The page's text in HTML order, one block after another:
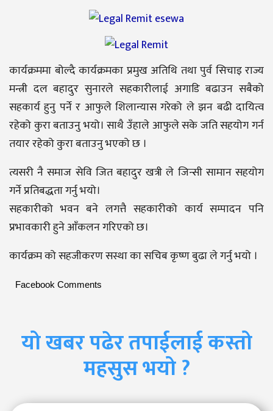
कार्यक्रममा बोल्दै कार्यक्रमका प्रमुख अतिथि तथा पुर्व सिचाइ राज्य
मन्त्री दल बहादुर सुनारले सहकारीलाई अगाडि बढाउन सबैको
सहकार्य हुनु पर्ने र आफुले शिलान्यास गरेको ले झन बढी दायित्व
रहेको कुरा बताउनु भयो। साथै उँहाले आफुले सके जति सहयोग गर्न
तयार रहेको कुरा बताउनु भएको छ ।
त्यसरी नै समाज सेवि जित बहादुर खत्री ले जिन्सी सामान सहयोग
गर्ने प्रतिबद्धता गर्नु भयो।
सहकारीको भवन बने लगत्तै सहकारीको कार्य सम्पादन पनि
प्रभावकारी हुने आँकलन गरिएको छ।
कार्यक्रम को सहजीकरण सस्था का सचिब कृष्ण बुढा ले गर्नु भयो ।
Facebook Comments
यो खबर पढेर तपाईलाई कस्तो
महसुस भयो ?